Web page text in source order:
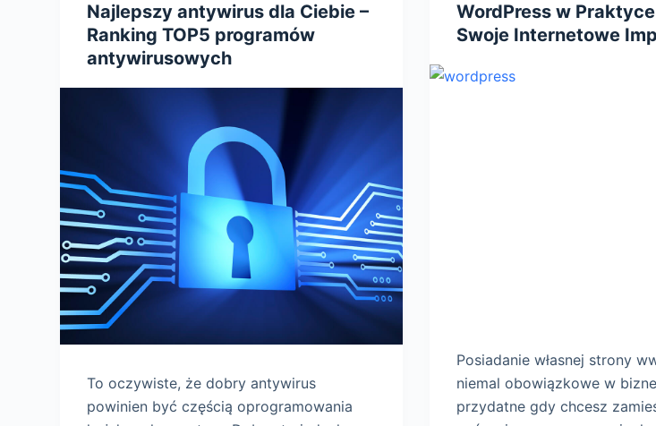
Najlepszy antywirus dla Ciebie –
Ranking TOP5 programów
antywirusowych
To oczywiste, że dobry antywirus
powinien być częścią oprogramowania
WordPress w
Swoje Internetowe
Posiadanie własnej strony
niemal obowiązkowe w
przydatne gdy chcesz